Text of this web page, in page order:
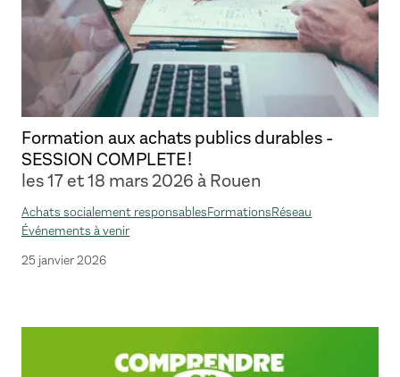
Formation aux achats publics durables -
SESSION COMPLETE !
les 17 et 18 mars 2026 à Rouen
Achats socialement responsablesFormationsRéseau
Événements à venir
25 janvier 2026